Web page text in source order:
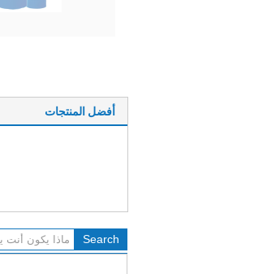
أفضل المنتجات